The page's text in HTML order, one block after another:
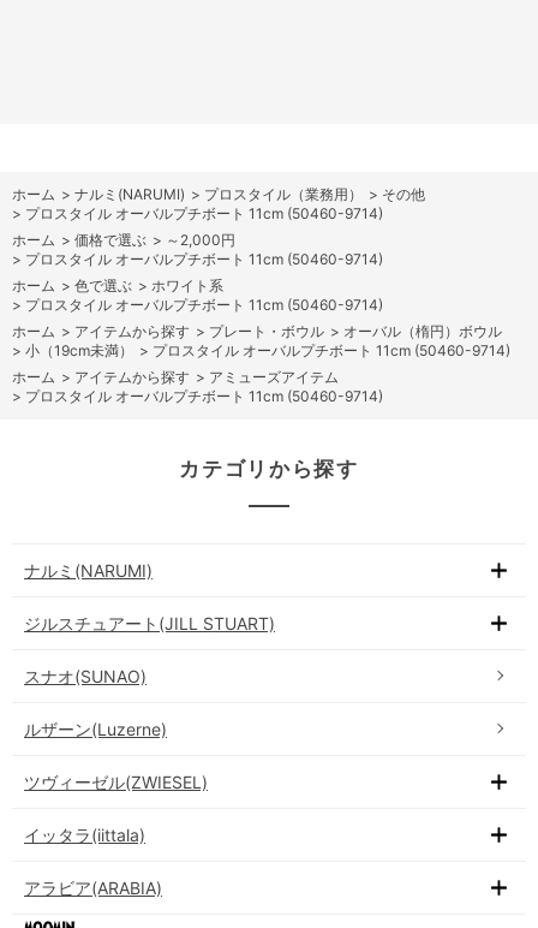
ホーム > ナルミ(NARUMI) > プロスタイル（業務用） > その他
> プロスタイル オーバルプチボート 11cm (50460-9714)
ホーム > 価格で選ぶ > ～2,000円
> プロスタイル オーバルプチボート 11cm (50460-9714)
ホーム > 色で選ぶ > ホワイト系
> プロスタイル オーバルプチボート 11cm (50460-9714)
ホーム > アイテムから探す > プレート・ボウル > オーバル（楕円）ボウル
> 小（19cm未満） > プロスタイル オーバルプチボート 11cm (50460-9714)
ホーム > アイテムから探す > アミューズアイテム
> プロスタイル オーバルプチボート 11cm (50460-9714)
カテゴリから探す
ナルミ(NARUMI)
ジルスチュアート(JILL STUART)
スナオ(SUNAO)
ルザーン(Luzerne)
ツヴィーゼル(ZWIESEL)
イッタラ(iittala)
アラビア(ARABIA)